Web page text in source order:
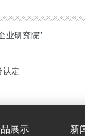
业研究院”
认定
展示 新